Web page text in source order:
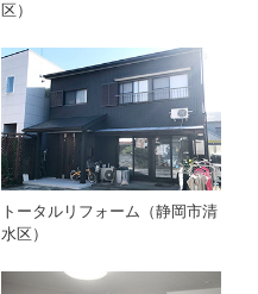
区）
トータルリフォーム（静岡市清
水区）